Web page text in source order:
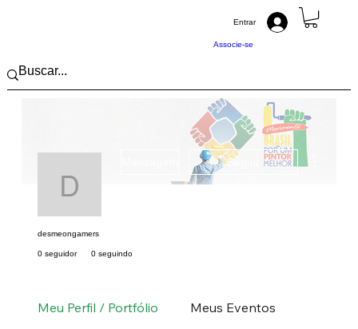
Associe-se
Entrar
desmeongamers
Seguir
desmeongamers
0 seguidor 0 seguindo
Meu Perfil / Portfólio Meus Eventos